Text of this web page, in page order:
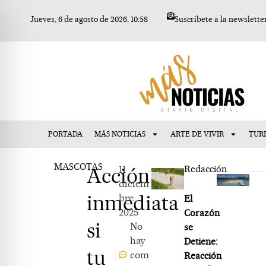
Jueves, 6 de agosto de 2026, 10:58 Suscríbete a la
PORTADA MÁS NOTICIAS ARTE DE VIVIR
MASCOTASAcción
inmediata
si
tu
11
diciem
bre,
2025
No
hay
com
Redacción
El
Corazón
se
Detiene:
Reacción